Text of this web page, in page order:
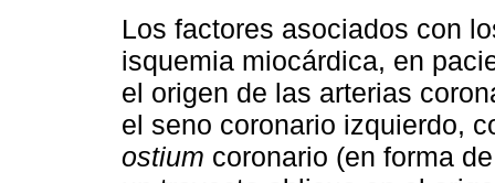
Los factores asociados con
isquemia miocárdica, en
el origen de las arterias
el seno coronario izquierdo,
ostium coronario (en forma